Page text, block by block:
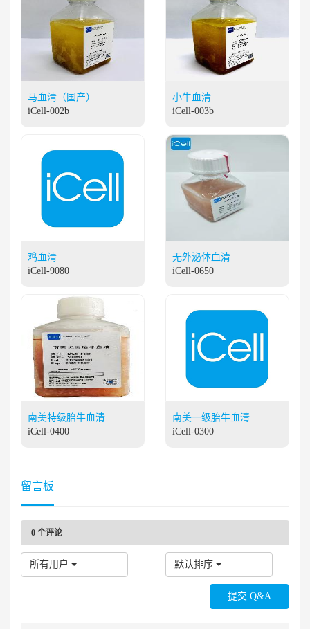
马血清（国产）
iCell-002b
小牛血清
iCell-003b
鸡血清
iCell-9080
无外泌体血清
iCell-0650
南美特级胎牛血清
iCell-0400
南美一级胎牛血清
iCell-0300
留言板
0 个评论
所有用户 默认排序